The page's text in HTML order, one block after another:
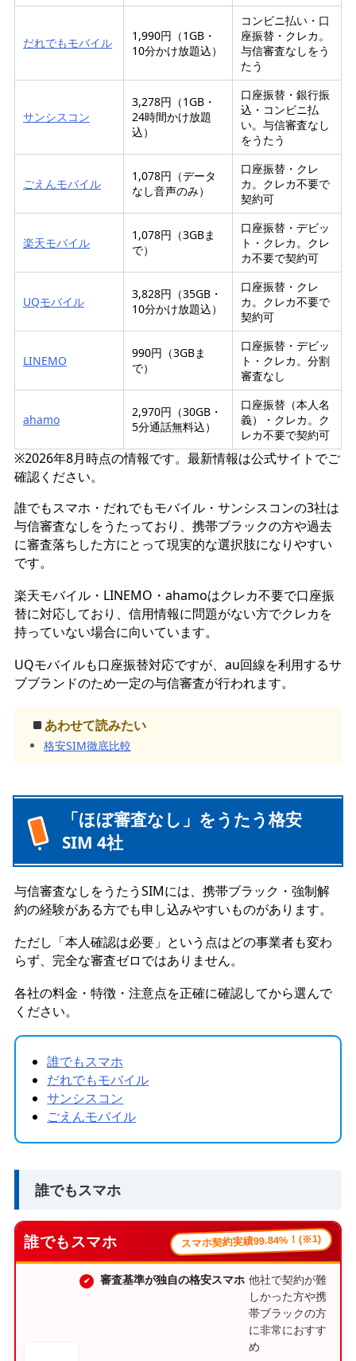
だれでもモバイル
1,990円（1GB・
10分かけ放題込）
コンビニ払い・口
座振替・クレカ。
与信審査なしをう
たう
サンシスコン
3,278円（1GB・
24時間かけ放題
込）
口座振替・銀行振
込・コンビニ払
い。与信審査なし
をうたう
ごえんモバイル
1,078円（データ
なし音声のみ）
口座振替・クレ
カ。クレカ不要で
契約可
楽天モバイル
1,078円（3GBま
で）
口座振替・デビッ
ト・クレカ。クレ
カ不要で契約可
UQモバイル
3,828円（35GB・
10分かけ放題込）
口座振替・クレ
カ。クレカ不要で
契約可
LINEMO
990円（3GBま
で）
口座振替・デビッ
ト・クレカ。分割
審査なし
ahamo
2,970円（30GB・
5分通話無料込）
口座振替（本人名
義）・クレカ。ク
レカ不要で契約可
※2026年8月時点の情報です。最新情報は公式サイトでご
確認ください。
誰でもスマホ・だれでもモバイル・サンシスコンの3社は
与信審査なしをうたっており、携帯ブラックの方や過去
に審査落ちした方にとって現実的な選択肢になりやすい
です。
楽天モバイル・LINEMO・ahamoはクレカ不要で口座振
替に対応しており、信用情報に問題がない方でクレカを
持っていない場合に向いています。
UQモバイルも口座振替対応ですが、au回線を利用するサ
ブブランドのため一定の与信審査が行われます。
あわせて読みたい
格安SIM徹底比較
「ほぼ審査なし」をうたう格安
SIM 4社
与信審査なしをうたうSIMには、携帯ブラック・強制解
約の経験がある方でも申し込みやすいものがあります。
ただし「本人確認は必要」という点はどの事業者も変わ
らず、完全な審査ゼロではありません。
各社の料金・特徴・注意点を正確に確認してから選んで
ください。
誰でもスマホ
だれでもモバイル
サンシスコン
ごえんモバイル
誰でもスマホ
誰でもスマホ スマホ契約実績99.84%！(※1)
審査基準が独自の格安スマホ 他社で契約が難
しかった方や携
帯ブラックの方
に非常におすす
め